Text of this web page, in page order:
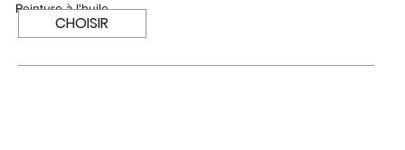
Peinture à l'huile
CHOISIR